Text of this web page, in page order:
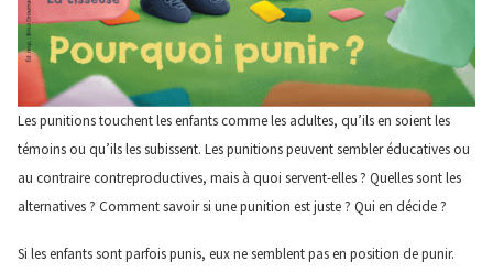
Les punitions touchent les enfants comme les adultes, qu’ils en soient les
témoins ou qu’ils les subissent. Les punitions peuvent sembler éducatives ou
au contraire contreproductives, mais à quoi servent-elles ? Quelles sont les
alternatives ? Comment savoir si une punition est juste ? Qui en décide ?
Si les enfants sont parfois punis, eux ne semblent pas en position de punir.